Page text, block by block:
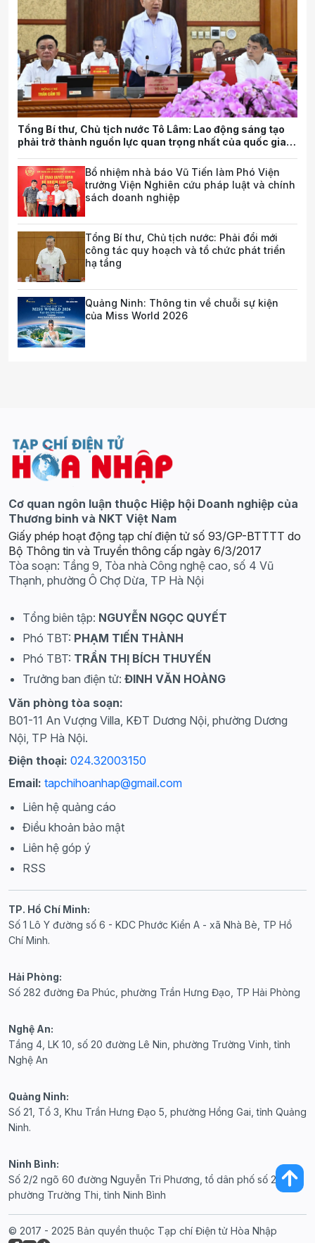
Tổng Bí thư, Chủ tịch nước Tô Lâm: Lao động sáng tạo
phải trở thành nguồn lực quan trọng nhất của quốc gia
Bổ nhiệm nhà báo Vũ Tiến làm Phó Viện
trưởng Viện Nghiên cứu pháp luật và chính
sách doanh nghiệp
Tổng Bí thư, Chủ tịch nước: Phải đổi mới
công tác quy hoạch và tổ chức phát triển
hạ tầng
Quảng Ninh: Thông tin về chuỗi sự kiện
của Miss World 2026
Cơ quan ngôn luận thuộc Hiệp hội Doanh nghiệp của
Thương binh và NKT Việt Nam
Giấy phép hoạt động tạp chí điện tử số 93/GP-BTTTT do
Bộ Thông tin và Truyền thông cấp ngày 6/3/2017
Tòa soạn: Tầng 9, Tòa nhà Công nghệ cao, số 4 Vũ
Thạnh, phường Ô Chợ Dừa, TP Hà Nội
Tổng biên tập: NGUYỄN NGỌC QUYẾT
Phó TBT: PHẠM TIẾN THÀNH
Phó TBT: TRẦN THỊ BÍCH THUYẾN
Trưởng ban điện tử: ĐINH VĂN HOÀNG
Văn phòng tòa soạn:
B01-11 An Vượng Villa, KĐT Dương Nội, phường Dương
Nội, TP Hà Nội.
Điện thoại: 024.32003150
Email: tapchihoanhap@gmail.com
Liên hệ quảng cáo
Điều khoản bảo mật
Liên hệ góp ý
RSS
TP. Hồ Chí Minh:
Số 1 Lô Y đường số 6 - KDC Phước Kiển A - xã Nhà Bè, TP Hồ
Chí Minh.
Hải Phòng:
Số 282 đường Đa Phúc, phường Trần Hưng Đạo, TP Hải Phòng
Nghệ An:
Tầng 4, LK 10, số 20 đường Lê Nin, phường Trường Vinh, tỉnh
Nghệ An
Quảng Ninh:
Số 21, Tổ 3, Khu Trần Hưng Đạo 5, phường Hồng Gai, tỉnh Quảng
Ninh.
Ninh Bình:
Số 2/2 ngõ 60 đường Nguyễn Tri Phương, tổ dân phố số 20,
phường Trường Thi, tỉnh Ninh Bình
© 2017 - 2025 Bản quyền thuộc Tạp chí Điện tử Hòa Nhập